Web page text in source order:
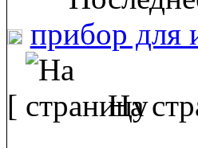
прибор для
[ На